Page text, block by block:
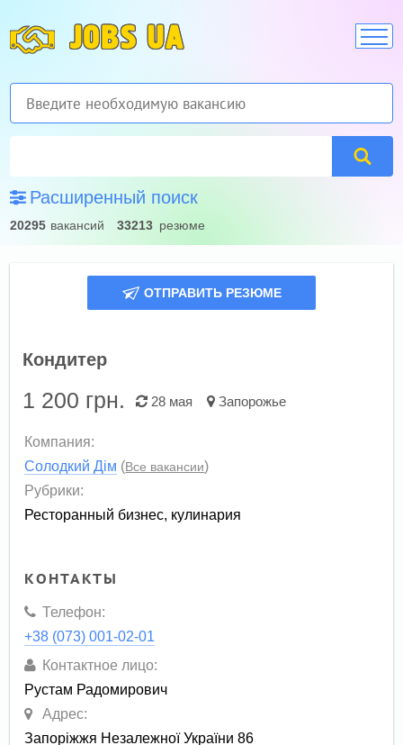
JOBS UA
Расширенный поиск
20295 вакансий 33213 резюме
ОТПРАВИТЬ РЕЗЮМЕ
Кондитер
1 200 грн. 28 мая Запорожье
Компания:
Солодкий Дім (Все вакансии)
Рубрики:
Ресторанный бизнес, кулинария
КОНТАКТЫ
Телефон:
+38 (073) 001-02-01
Контактное лицо:
Рустам Радомирович
Адрес:
Запоріжжя Незалежної України 86